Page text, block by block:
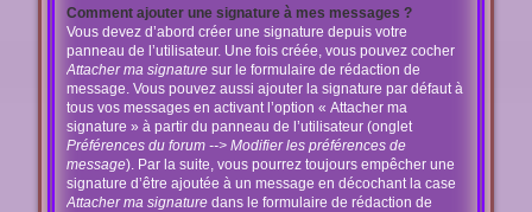
Comment ajouter une signature à mes messages ?
Vous devez d’abord créer une signature depuis votre
panneau de l’utilisateur. Une fois créée, vous pouvez cocher
Attacher ma signaturesur le formulaire de rédaction de
message. Vous pouvez aussi ajouter la signature par défaut à
tous vos messages en activant l’option « Attacher ma
signature » à partir du panneau de l’utilisateur (onglet
Préférences du forum --> Modifier les préférences de
message). Par la suite, vous pourrez toujours empêcher une
signature d’être ajoutée à un message en décochant la case
Attacher ma signaturedans le formulaire de rédaction de